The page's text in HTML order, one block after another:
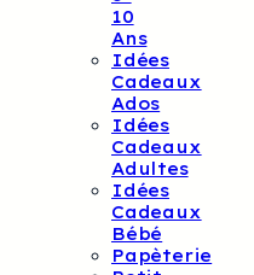
10
Ans
Idées
Cadeaux
Ados
Idées
Cadeaux
Adultes
Idées
Cadeaux
Bébé
Papèterie